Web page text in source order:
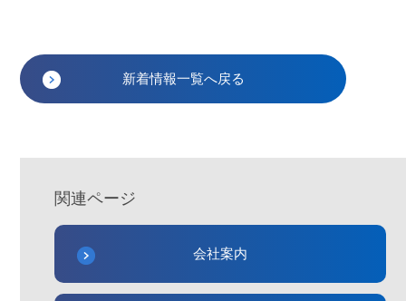
新着情報一覧へ戻る
関連ページ
会社案内